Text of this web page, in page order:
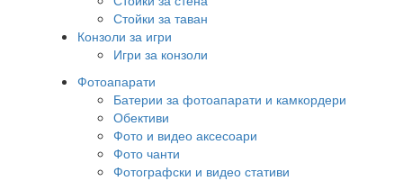
Стойки за таван
Конзоли за игри
Игри за конзоли
Фотоапарати
Батерии за фотоапарати и камкордери
Обективи
Фото и видео аксесоари
Фото чанти
Фотографски и видео стативи